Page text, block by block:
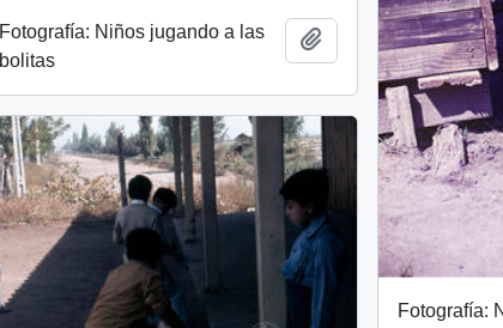
Fotografía:
Fotografía: Niños jugando a las
bolitas
Add to clipboard